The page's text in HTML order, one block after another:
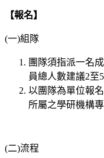
【報名】
(一)組隊
團隊須指派一名
員總人數建議2至
以團隊為單位報
所屬之學研機構
(二)流程